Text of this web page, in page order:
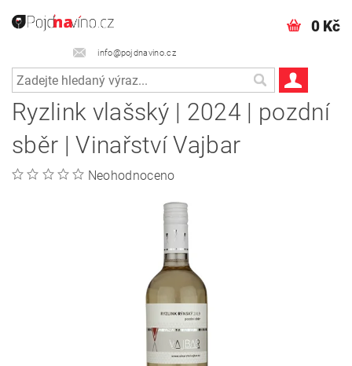
info@pojdnavino.cz
0 Kč
Ryzlink vlašský | 2024 | pozdní
sběr | Vinařství Vajbar
Neohodnoceno